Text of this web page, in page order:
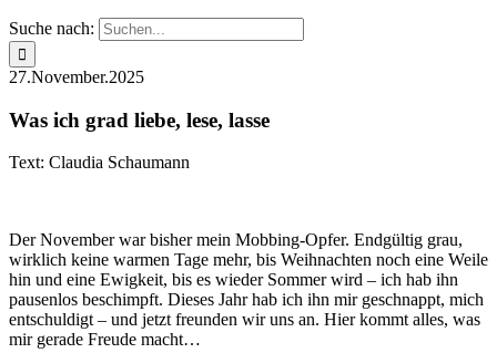
Suche nach:
27.November.2025
Was ich grad liebe, lese, lasse
Text: Claudia Schaumann
Der November war bisher mein Mobbing-Opfer. Endgültig grau,
wirklich keine warmen Tage mehr, bis Weihnachten noch eine Weile
hin und eine Ewigkeit, bis es wieder Sommer wird – ich hab ihn
pausenlos beschimpft. Dieses Jahr hab ich ihn mir geschnappt, mich
entschuldigt – und jetzt freunden wir uns an. Hier kommt alles, was
mir gerade Freude macht…